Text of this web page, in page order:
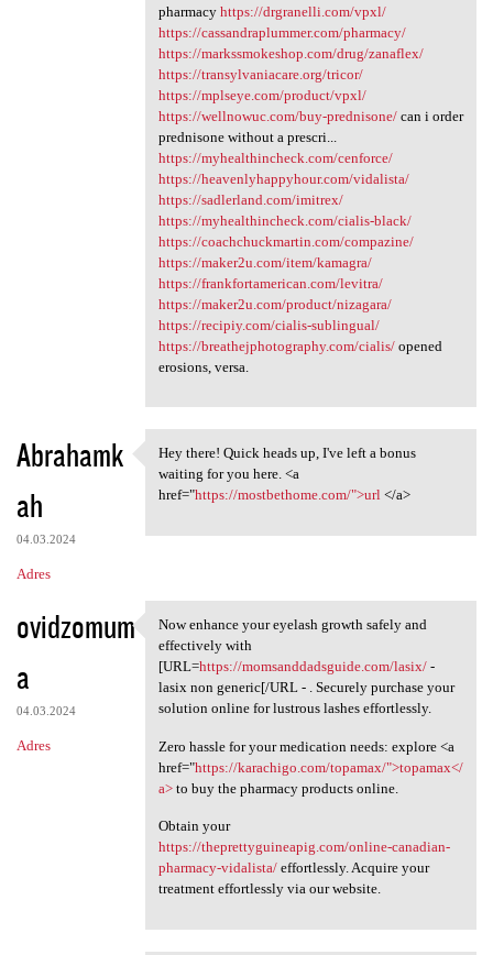
pharmacy https://drgranelli.com/vpxl/
https://cassandraplummer.com/pharmacy/
https://markssmokeshop.com/drug/zanaflex/
https://transylvaniacare.org/tricor/
https://mplseye.com/product/vpxl/
https://wellnowuc.com/buy-prednisone/can i order
prednisone without a prescri...
https://myhealthincheck.com/cenforce/
https://heavenlyhappyhour.com/vidalista/
https://sadlerland.com/imitrex/
https://myhealthincheck.com/cialis-black/
https://coachchuckmartin.com/compazine/
https://maker2u.com/item/kamagra/
https://frankfortamerican.com/levitra/
https://maker2u.com/product/nizagara/
https://recipiy.com/cialis-sublingual/
https://breathejphotography.com/cialis/opened
erosions, versa.
Abrahamk
ah
04.03.2024
Adres
Hey there! Quick heads up, I
Hey there! Quick heads up, I've left a bonus
waiting for you here. <a
href="https://mostbethome.com/">url</a>
ovidzomum
a
04.03.2024
Adres
Now enhance your eyelash
Now enhance your eyelash growth safely and
effectively with
[URL=https://momsanddadsguide.com/lasix/-
lasix non generic[/URL - . Securely purchase your
solution online for lustrous lashes effortlessly.
Zero hassle for your medication needs: explore <a
href="https://karachigo.com/topamax/">topamax</
a>to buy the pharmacy products online.
Obtain your
https://theprettyguineapig.com/online-canadian-
pharmacy-vidalista/effortlessly. Acquire your
treatment effortlessly via our website.